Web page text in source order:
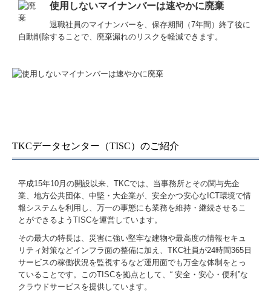
使用しないマイナンバーは速やかに廃棄
退職社員のマイナンバーを、保存期間（7年間）終了後に
自動削除することで、廃棄漏れのリスクを軽減できます。
TKCデータセンター（TISC）のご紹介
平成15年10月の開設以来、TKCでは、当事務所とその関与先企
業、地方公共団体、中堅・大企業が、安全かつ安心なICT環境で情
報システムを利用し、万一の事態にも業務を維持・継続させるこ
とができるようTISCを運営しています。
その最大の特長は、災害に強い堅牢な建物や最高度の情報セキュ
リティ対策などインフラ面の整備に加え、TKC社員が24時間365日
サービスの稼働状況を監視するなど運用面でも万全な体制をとっ
ていることです。このTISCを拠点として、“ 安全・安心・便利”な
クラウドサービスを提供しています。